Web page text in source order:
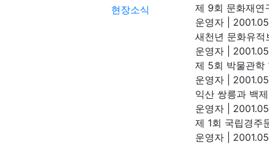
현장소식
제 9회 문화재연
운영자
새천년 문화유
운영자
제 5회 박물관학
운영자
익산 쌍릉과 백
운영자
제 1회 국립경주
운영자